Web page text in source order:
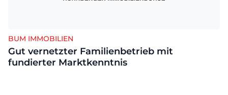
BUM IMMOBILIEN
Gut vernetzter Familienbetrieb mit
fundierter Marktkenntnis